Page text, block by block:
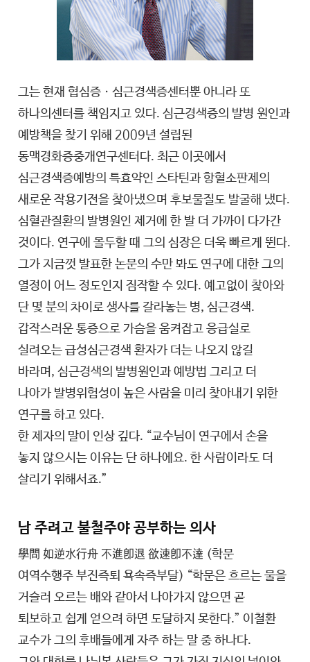
그는 현재 협심증ㆍ심근경색증센터뿐 아니라 또
하나의센터를 책임지고 있다. 심근경색증의 발병 원인과
예방책을 찾기 위해 2009년 설립된
동맥경화증중개연구센터다. 최근 이곳에서
심근경색증예방의 특효약인 스타틴과 항혈소판제의
새로운 작용기전을 찾아냈으며 후보물질도 발굴해 냈다.
심혈관질환의 발병원인 제거에 한 발 더 가까이 다가간
것이다. 연구에 몰두할 때 그의 심장은 더욱 빠르게 뛴다.
그가 지금껏 발표한 논문의 수만 봐도 연구에 대한 그의
열정이 어느 정도인지 짐작할 수 있다. 예고없이 찾아와
단 몇 분의 차이로 생사를 갈라놓는 병, 심근경색.
갑작스러운 통증으로 가슴을 움켜잡고 응급실로
실려오는 급성심근경색 환자가 더는 나오지 않길
바라며, 심근경색의 발병원인과 예방법 그리고 더
나아가 발병위험성이 높은 사람을 미리 찾아내기 위한
연구를 하고 있다.
한 제자의 말이 인상 깊다. “교수님이 연구에서 손을
놓지 않으시는 이유는 단 하나에요. 한 사람이라도 더
살리기 위해서죠.”
남 주려고 불철주야 공부하는 의사
學問 如逆水行舟 不進卽退 欲速卽不達 (학문
여역수행주 부진즉퇴 욕속즉부달) “학문은 흐르는 물을
거슬러 오르는 배와 같아서 나아가지 않으면 곧
퇴보하고 쉽게 얻으려 하면 도달하지 못한다.” 이철환
교수가 그의 후배들에게 자주 하는 말 중 하나다.